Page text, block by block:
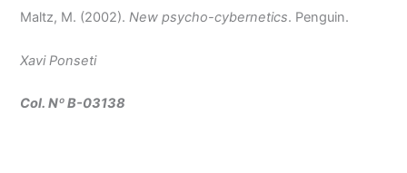
Maltz, M. (2002).New psycho-cybernetics. Penguin.
Xavi Ponseti
Col. Nº B-03138